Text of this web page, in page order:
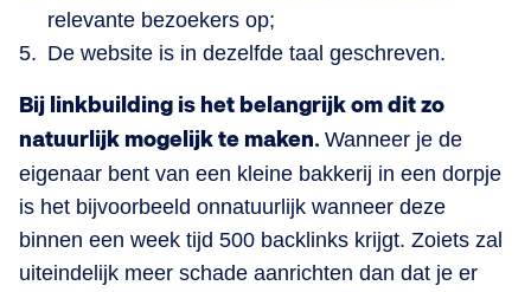
relevante bezoekers op;
De website is in dezelfde taal geschreven.
Bij linkbuilding is het belangrijk om dit zo
natuurlijk mogelijk te maken. Wanneer je de
eigenaar bent van een kleine bakkerij in een dorpje
is het bijvoorbeeld onnatuurlijk wanneer deze
binnen een week tijd 500 backlinks krijgt. Zoiets zal
uiteindelijk meer schade aanrichten dan dat je er